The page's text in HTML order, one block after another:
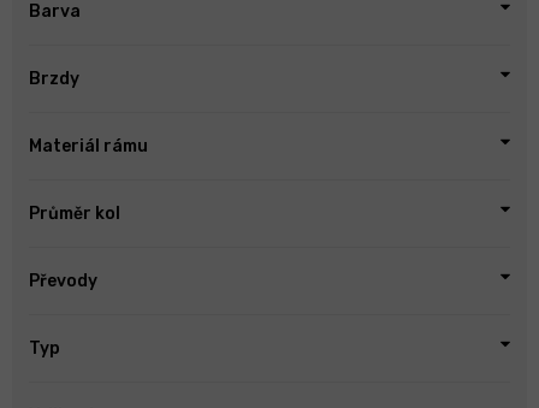
Barva
Brzdy
Materiál rámu
Průměr kol
Převody
Typ